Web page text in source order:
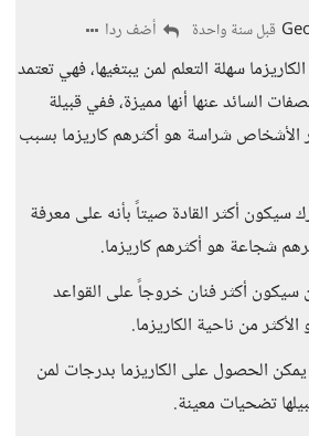
قبل سنة واحدة أضف ردا
سهلة التعلم لمن يبتغيها، فهي تعتمد
السائد عنها أنها مميزة، ففي قبيلة
الأشخاص شراسة هو أكثرهم كاريزما بسبب
سيكون أكثر القادة صيتاً بأنه على معرفة
شجاعة هو أكثرهم كاريزما.
سيكون أكثر فنان خروجاً على القواعد
من ناحية الكاريزما.
الحصول على الكاريزما بدرجات لمن
تضحيات معينة.